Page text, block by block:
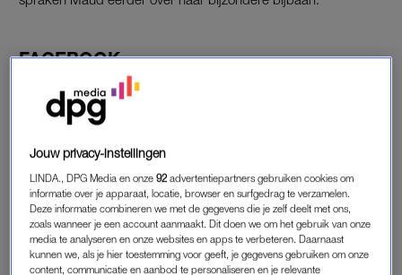
FACEBOOK
Mauds carrière als drager begon bij een Facebook
advertentie. “Ik zocht een bijbaantje, maar vond de horeca
helemaal niets. En dan blijft er nog weinig over”, vertelt ze
wanneer we haar opbellen. “In een advertentie op Facebook
een kist op hun schouders droegen.” Ze klikte, stuitte op een
vacature, solliciteerde en ging aan de slag.
Jouw privacy-instellingen
LINDA., DPG Media en onze92 advertentiepartners gebruiken cookies om
informatie over je apparaat, locatie, browser en surfgedrag te verzamelen.
Deze informatie combineren we met de gegevens die je zelf deelt met ons,
zoals wanneer je een account aanmaakt. Dit doen we om het gebruik van onze
media te analyseren en onze websites en apps te verbeteren. Daarnaast
kunnen we, als je hier toestemming voor geeft, je gegevens gebruiken om onze
content, communicatie en aanbod te personaliseren en je relevante